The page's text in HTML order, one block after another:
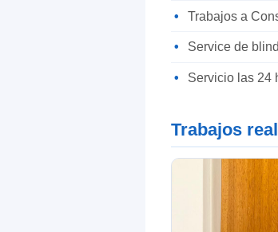
Trabajos a
Service de
Servicio las 24
Trabajos